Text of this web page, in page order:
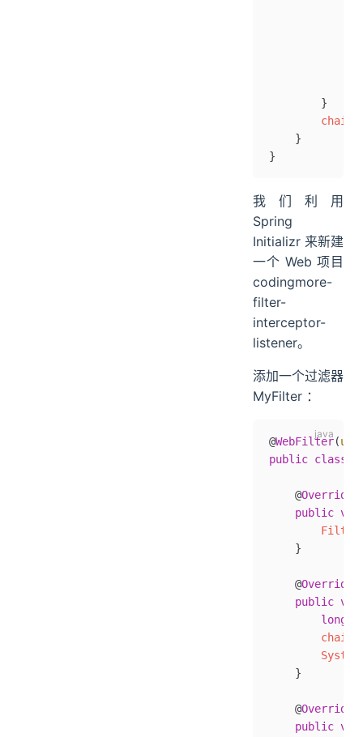
        }
        chain
    }
}
我们利用
Spring
Initializr 来新建
一个 Web 项目
codingmore-
filter-
interceptor-
listener。
添加一个过滤器
MyFilter ：
@WebFilter(
public class
    @
Override
    public
        Filter
    }
    @
Override
    public
        long
        chain
        System
    }
    @
Override
    public